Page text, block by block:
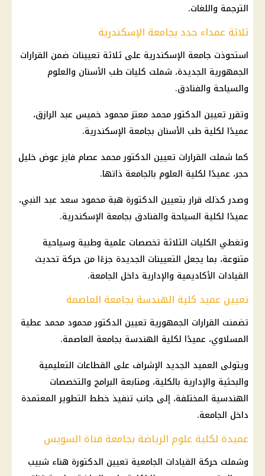
الترجمة واللغات.
ثلاثة عمداء جدد بجامعة الإسكندرية
استحوذت جامعة الإسكندرية على ثلاثة تعيينات ضمن القرارات
الجمهورية الجديدة، شملت كليات طب الأسنان والعلوم
والسياحة والفنادق.
وتقرر تعيين الدكتور محمد معتز محمود خميس عبد الرازق،
عميدًا لكلية طب الأسنان بجامعة الإسكندرية.
كما شملت القرارات تعيين الدكتور محمد عصام فايز عوض خليل
حجر، عميدًا لكلية العلوم بالجامعة ذاتها.
وصدر كذلك قرار بتعيين الدكتورة هبة محمود سعد عبد النبي،
عميدًا لكلية السياحة والفنادق بجامعة الإسكندرية.
وتغطي الكليات الثلاثة تخصصات علمية وطبية وسياحية
متنوعة، بما يجعل التعيينات الجديدة جزءًا من حركة تحديث
القيادات الأكاديمية والإدارية داخل الجامعة.
تعيين عميد كلية الهندسة بجامعة العاصمة
تضمنت القرارات الجمهورية تعيين الدكتور محمود محمد عطية
المسلاوي، عميدًا لكلية الهندسة بجامعة العاصمة.
ويتولى العميد الجديد الإشراف على القطاعات التعليمية
والبحثية والإدارية بالكلية، ومتابعة البرامج والتخصصات
الهندسية المختلفة، إلى جانب تنفيذ خطط التطوير المعتمدة
داخل الجامعة.
عميدة لكلية علوم الرياضة بجامعة قناة السويس
وشملت حركة القيادات الجامعية تعيين الدكتورة هناء شبيب